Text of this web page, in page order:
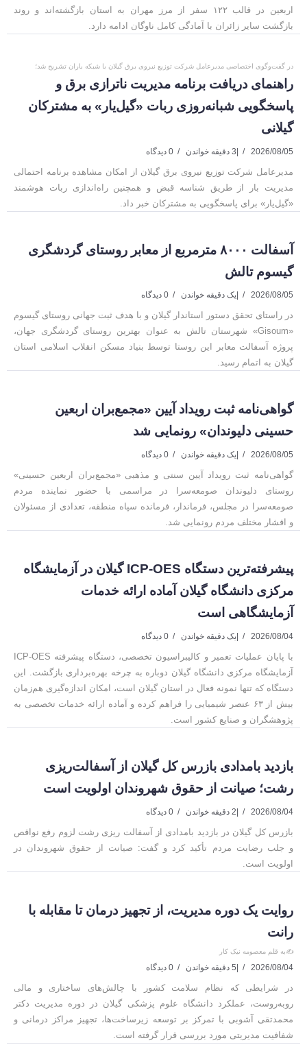
اربعین در قالب ۱۲۲ سفر از مرز مهران به استان بازگشته‌اند و روند
بازگشت سایر زائران با آمادگی کامل ناوگان ادامه دارد.
در گفت‌وگوی اختصاصی مدیرعامل شرکت توزیع نیروی برق گیلان با شبکه باران تشریح شد؛
راهنمای دریافت برنامه مدیریت ناترازی برق و
پاسخگویی شبانه‌روزی ربات «گیل‌یار» به مشترکان
گیلانی
2026/08/05
|3 دقیقه خواندن 0 دیدگاه
مدیرعامل شرکت توزیع نیروی برق گیلان از امکان مشاهده برنامه احتمالی
مدیریت بار از طریق شناسه قبض و همچنین راه‌اندازی ربات هوشمند
«گیل‌یار» برای پاسخگویی به مشترکان خبر داد.
آسفالت ۸۰۰۰ مترمربع از معابر روستای گردشگری
گیسوم تالش
2026/08/05 یک دقیقه خواندن 0 دیدگاه
در راستای تحقق دستور استاندار گیلان و با هدف ثبت جهانی روستای گیسوم
«Gisoum» شهرستان تالش به عنوان بهترین روستای گردشگری جهان،
پروژه آسفالت معابر این روستا توسط بنیاد مسکن انقلاب اسلامی استان
گیلان به اتمام رسید.
گواهی‌نامه ثبت رویداد آیین «مجمع‌بران اربعین
حسینی دلیوندان» رونمایی شد
2026/08/05 یک دقیقه خواندن 0 دیدگاه
گواهی‌نامه ثبت رویداد آیین سنتی و مذهبی «مجمع‌بران اربعین حسینی»
روستای دلیوندان صومعه‌سرا در مراسمی با حضور نماینده مردم
صومعه‌سرا در مجلس، فرماندار، فرمانده سپاه منطقه، تعدادی از مسئولان
و اقشار مختلف مردم رونمایی شد.
پیشرفته‌ترین دستگاه ICP-OES گیلان در آزمایشگاه
مرکزی دانشگاه گیلان آماده ارائه خدمات
آزمایشگاهی است
2026/08/04 یک دقیقه خواندن 0 دیدگاه
با پایان عملیات تعمیر و کالیبراسیون تخصصی، دستگاه پیشرفته ICP-OES
آزمایشگاه مرکزی دانشگاه گیلان دوباره به چرخه بهره‌برداری بازگشت. این
دستگاه که تنها نمونه فعال در استان گیلان است، امکان اندازه‌گیری هم‌زمان
بیش از ۶۳ عنصر شیمیایی را فراهم کرده و آماده ارائه خدمات تخصصی به
پژوهشگران و صنایع کشور است.
بازدید بامدادی بازرس کل گیلان از آسفالت‌ریزی
رشت؛ صیانت از حقوق شهروندان اولویت است
2026/08/04
|2 دقیقه خواندن 0 دیدگاه
بازرس کل گیلان در بازدید بامدادی از آسفالت ریزی رشت لزوم رفع نواقص
و جلب رضایت مردم تأکید کرد و گفت: صیانت از حقوق شهروندان در
اولویت است.
روایت یک دوره مدیریت، از تجهیز درمان تا مقابله با
رانت
✍️به قلم معصومه نیک کار
2026/08/04
|5 دقیقه خواندن 0 دیدگاه
در شرایطی که نظام سلامت کشور با چالش‌های ساختاری و مالی
روبه‌روست، عملکرد دانشگاه علوم پزشکی گیلان در دوره مدیریت دکتر
محمدتقی آشوبی با تمرکز بر توسعه زیرساخت‌ها، تجهیز مراکز درمانی و
شفافیت مدیریتی مورد بررسی قرار گرفته است.